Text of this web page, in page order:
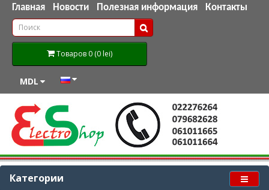
Главная Новости Полезная информация Контакты
Товаров 0 (0 lei)
MDL
Категории